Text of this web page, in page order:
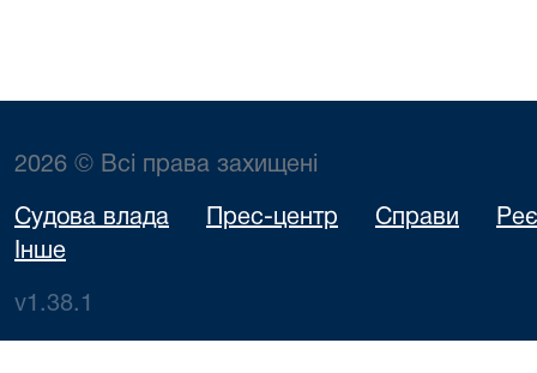
2026 © Всі права захищені
Судова влада Прес-центр Справи
Інше
v1.38.1